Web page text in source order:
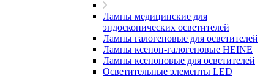
Лампы медицинские для
эндоскопических осветителей
Лампы галогеновые для осветителей
Лампы ксенон-галогеновые HEINE
Лампы ксеноновые для осветителей
Осветительные элементы LED